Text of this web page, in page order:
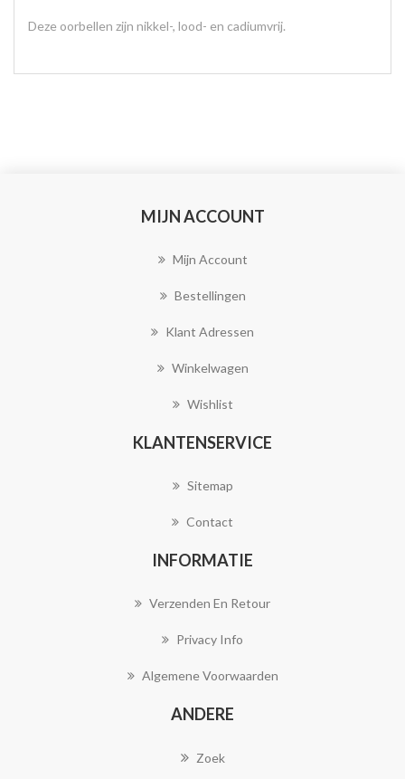
Deze oorbellen zijn nikkel-, lood- en cadiumvrij.
MIJN ACCOUNT
Mijn Account
Bestellingen
Klant Adressen
Winkelwagen
Wishlist
KLANTENSERVICE
Sitemap
Contact
INFORMATIE
Verzenden En Retour
Privacy Info
Algemene Voorwaarden
ANDERE
Zoek